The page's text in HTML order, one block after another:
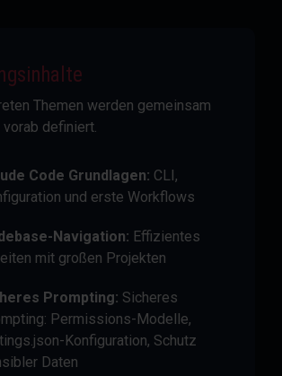
Themen werden gemeinsam
vorab definiert.
Code Grundlagen: CLI,
und erste Workflows
Navigation: Effizientes
mit großen Projekten
Prompting: Sicheres
Permissions-Modelle,
Konfiguration, Schutz
Daten